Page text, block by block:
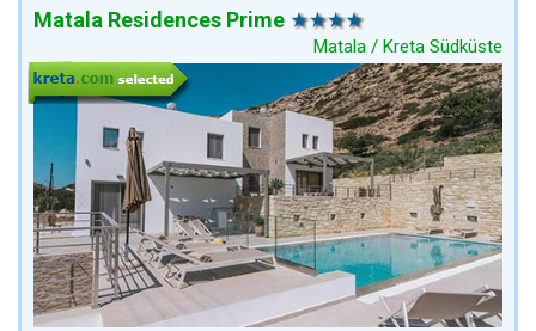
Matala Residences Prime
Matala / Kreta Südküste